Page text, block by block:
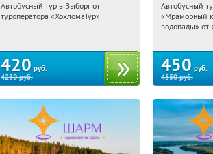
20:01:59 Купили:
Автобусный тур в Выборг от
туроператора «ХохломаТур»
420 руб.
4230руб.
20:01:59
Сенная
Автобусный
«Мраморный
водопады» от
450 руб.
4550руб.